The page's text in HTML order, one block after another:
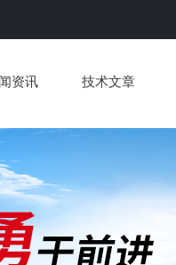
资讯 技术文章